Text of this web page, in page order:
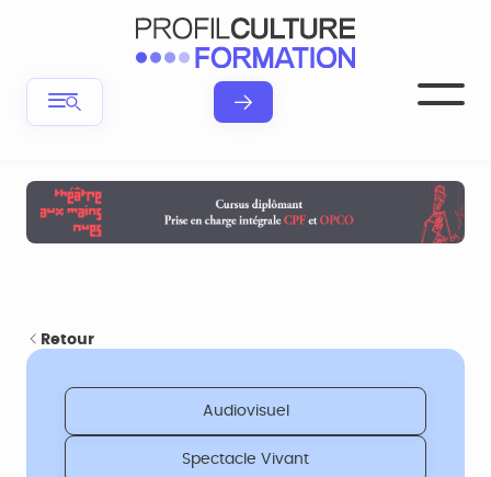
Retour
Audiovisuel
Spectacle Vivant